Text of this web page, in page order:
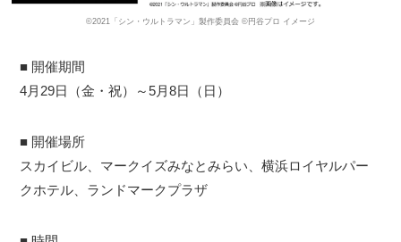
©2021「シン・ウルトラマン」製作委員会 ©円谷プロ イメージ
■ 開催期間
4月29日（金・祝）～5月8日（日）
■ 開催場所
スカイビル、マークイズみなとみらい、横浜ロイヤルパー
クホテル、ランドマークプラザ